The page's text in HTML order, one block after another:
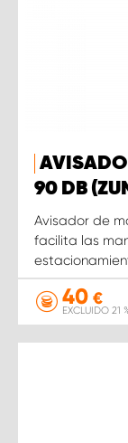
90 DB
Avisador de
facilita las
40 €
EXCLUIDO 21